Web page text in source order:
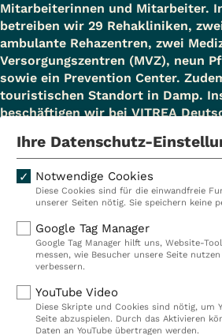
Mitarbeiterinnen und Mitarbeiter.
betreiben wir 29 Rehakliniken,
ambulante Rehazentren, zwei
Versorgungszentren (MVZ), neun
sowie ein Prevention Center.
touristischen Standort in Damp.
beschäftigen wir bei VITREA
Kliniken
Reha
Prävention
VITREA Deutschland
IMPRESSUM
Ihre Datenschutz-
Notwendige Cookies
Diese Cookies sind für die einwandfreie
unserer Seiten nötig. Sie speichern keine
Google Tag Manager
Google Tag Manager hilft uns, Website-
messen, wie Besucher unsere Seite
verbessern.
YouTube Video
Diese Skripte und Cookies sind nötig, um
Seite abzuspielen. Durch das Aktivieren
Daten an YouTube übertragen werden.